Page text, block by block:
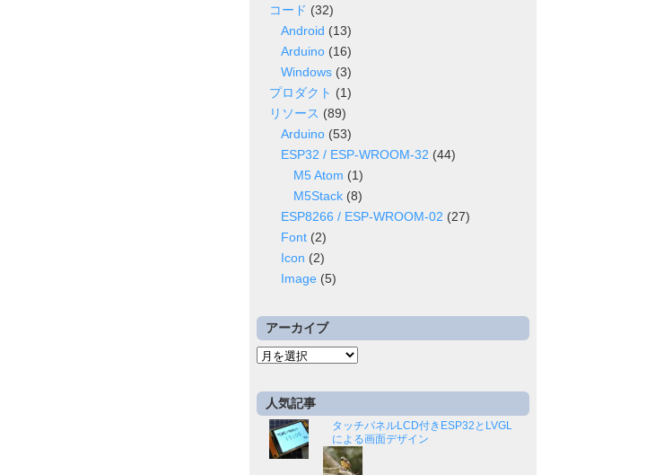
コード (32)
Android (13)
Arduino (16)
Windows (3)
プロダクト (1)
リソース (89)
Arduino (53)
ESP32 / ESP-WROOM-32 (44)
M5 Atom (1)
M5Stack(8)
ESP8266 / ESP-WROOM-02 (27)
Font (2)
Icon (2)
Image (5)
アーカイブ
ア
カ
イ
人気記事
タッチパネルLCD付きESP32とLVGL
による画面デザイン